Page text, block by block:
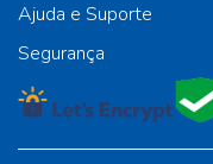
Ajuda e Suporte
Segurança